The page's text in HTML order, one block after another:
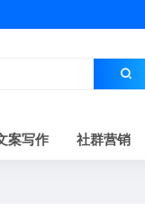
案写作 社群营销